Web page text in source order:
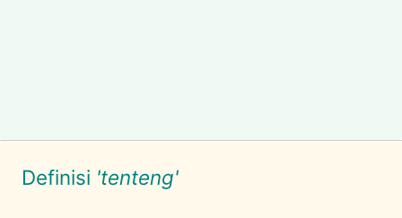
Definisi 'tenteng'